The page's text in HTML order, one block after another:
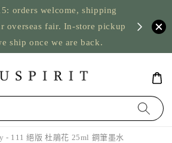
orders welcome, shipping
overseas fair. In-store pickup
ship once we are back.
US
- 111 絕版 杜鵑花 25ml 鋼筆墨水